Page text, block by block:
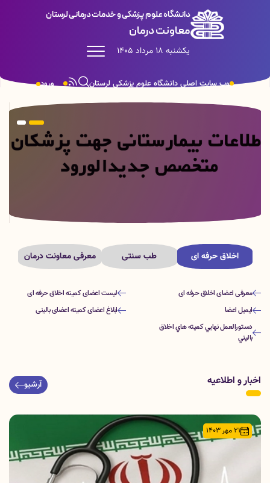
دانشگاه علوم پزشکی و خدمات درمانی لرستان
معاونت درمان
یکشنبه 18 مرداد 1405
ورود وب سایت اصلی دانشگاه علوم پزشکی لرستان
اخلاق حرفه ای طب سنتی معرفی معاونت درمان
معرفی اعضای اخلاق حرفه ای
لیست اعضای کمیته اخلاق حرفه ای
ایمیل اعضا
ابلاغ اعضای کمیته اعضای بالینی
دستورالعمل نهايي كميته هاي اخلاق
باليني
اخبار و اطلاعیه آرشیو
21 مهر 1403